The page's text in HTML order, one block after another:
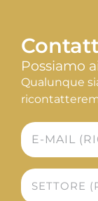
Possiamo
Qualunque
E-
mail
Settore